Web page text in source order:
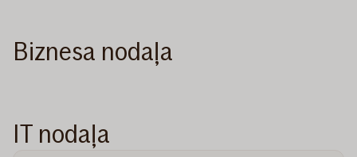
Biznesa nodaļa
IT nodaļa